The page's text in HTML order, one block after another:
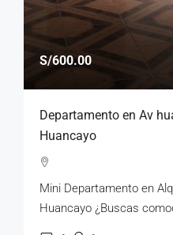
S/600.00
Departamento en Av
Huancayo
Mini Departamento en
Huancayo ¿Buscas